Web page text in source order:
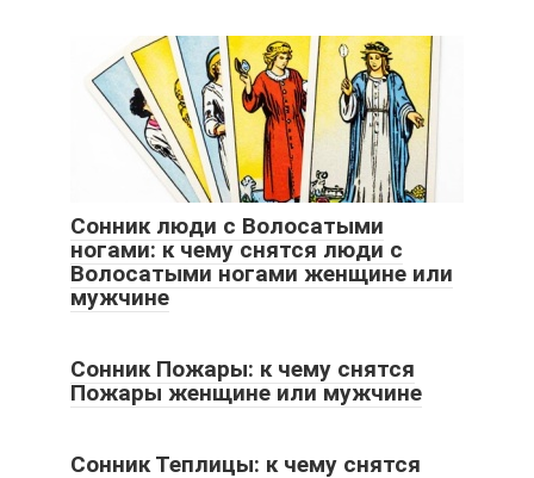
Сонник люди с Волосатыми
ногами: к чему снятся люди с
Волосатыми ногами женщине или
мужчине
Сонник Пожары: к чему снятся
Пожары женщине или мужчине
Сонник Теплицы: к чему снятся